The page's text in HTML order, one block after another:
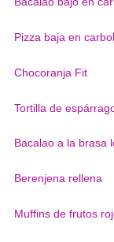
Pizza baja en
Chocoranja Fit
Tortilla de
Bacalao a la brasa
Berenjena rellena
Muffins de frutos